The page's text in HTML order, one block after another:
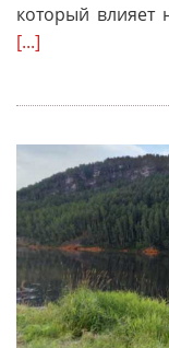
который влияет
[...]